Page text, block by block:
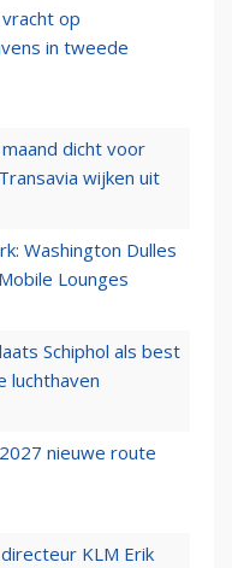
op
in tweede
dicht voor
wijken uit
Washington Dulles
Lounges
Schiphol als best
luchthaven
nieuwe route
KLM Erik